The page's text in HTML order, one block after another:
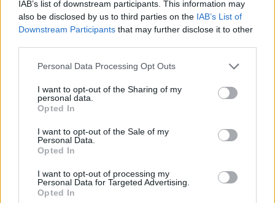
IAB’s list of downstream participants. This information may
also be disclosed by us to third parties on the IAB’s List of
Downstream Participants that may further disclose it to other
Personal Data Processing Opt Outs
I want to opt-out of the Sharing of my
personal data.
Opted In
I want to opt-out of the Sale of my
Personal Data.
Opted In
I want to opt-out of processing my
Personal Data for Targeted Advertising.
Opted In
Cheers! Louis Roederer feiert 250 Jahre
EAT & DRINK